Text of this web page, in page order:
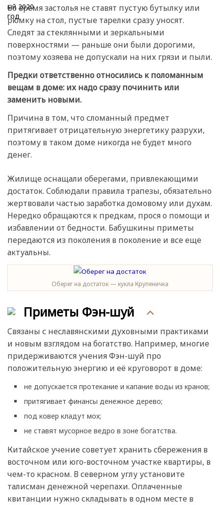
Во время застолья не ставят пустую бутылку или
рюмку на стол, пустые тарелки сразу уносят.
Следят за стеклянными и зеркальными
поверхностями — раньше они были дорогими,
поэтому хозяева не допускали на них грязи и пыли.
Предки ответственно относились к поломанным
вещам в доме: их надо сразу починить или
заменить новыми.
Причина в том, что сломанный предмет
притягивает отрицательную энергетику разрухи,
поэтому в таком доме никогда не будет много
денег.
Жилище оснащали оберегами, привлекающими
достаток. Соблюдали правила трапезы, обязательно
жертвовали частью заработка домовому или духам.
Нередко обращаются к предкам, прося о помощи и
избавлении от бедности. Бабушкины приметы
передаются из поколения в поколение и все еще
актуальны.
Оберег на достаток — кукла Крупеничка
Приметы Фэн-шуй
Связаны с неславянскими духовными практиками
и новым взглядом на богатство. Например, многие
придерживаются учения Фэн-шуй про
положительную энергию и её круговорот в доме:
не допускается протекание и капание воды из кранов;
притягивает финансы денежное дерево;
под ковер кладут мох;
не ставят мусорное ведро в зоне богатства.
Китайское учение советует хранить сбережения в
восточном или юго-восточном участке квартиры, в
чем-то красном. В северном углу установите
талисман денежной черепахи. Оплаченные
квитанции нужно складывать в одном месте в